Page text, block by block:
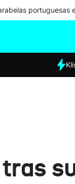
portuguesas